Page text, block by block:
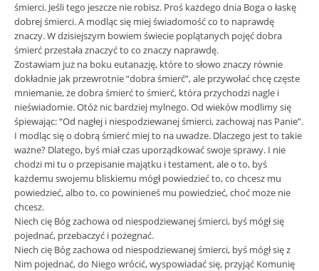
śmierci. Jeśli tego jeszcze nie robisz. Proś każdego dnia Boga o łaskę
dobrej śmierci. A modląc się miej świadomość co to naprawdę
znaczy. W dzisiejszym bowiem świecie poplątanych pojęć dobra
śmierć przestała znaczyć to co znaczy naprawdę.
Zostawiam już na boku eutanazję, które to słowo znaczy równie
dokładnie jak przewrotnie “dobra śmierć”, ale przywołać chcę częste
mniemanie, że dobra śmierć to śmierć, która przychodzi nagle i
nieświadomie. Otóż nic bardziej mylnego. Od wieków modlimy się
śpiewając: “Od nagłej i niespodziewanej śmierci, zachowaj nas Panie”.
I modląc się o dobrą śmierć miej to na uwadze. Dlaczego jest to takie
ważne? Dlatego, byś miał czas uporządkować swoje sprawy. I nie
chodzi mi tu o przepisanie majątku i testament, ale o to, byś
każdemu swojemu bliskiemu mógł powiedzieć to, co chcesz mu
powiedzieć, albo to, co powinieneś mu powiedzieć, choć może nie
chcesz.
Niech cię Bóg zachowa od niespodziewanej śmierci, byś mógł się
pojednać, przebaczyć i pożegnać.
Niech cię Bóg zachowa od niespodziewanej śmierci, byś mógł się z
Nim pojednać, do Niego wrócić, wyspowiadać się, przyjąć Komunię